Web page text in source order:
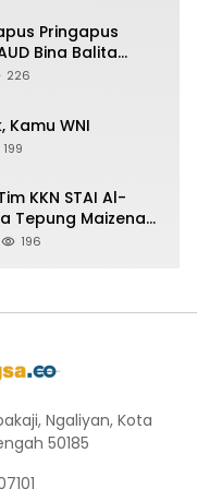
Pringapus
Bina Balita
2026
226
Kamu WNI
199
KKN STAI Al-
Tepung Maizena
196
Ngaliyan, Kota
50185